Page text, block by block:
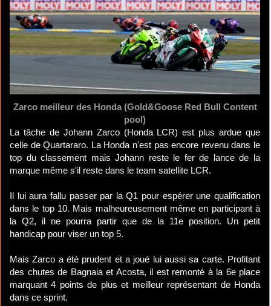
Zarco meilleur des Honda (Gold&Goose Red Bull Content
pool)
La tâche de Johann Zarco (Honda LCR) est plus ardue que
celle de Quartararo. La Honda n'est pas encore revenu dans le
top du classement mais Johann reste le fer de lance de la
marque même s'il reste dans le team satellite LCR.
Il lui aura fallu passer par la Q1 pour espérer une qualification
dans le top 10. Mais malheureusement même en participant à
la Q2, il ne pourra partir que de la 11e position. Un petit
handicap pour viser un top 5.
Mais Zarco a été prudent et a joué lui aussi sa carte. Profitant
des chutes de Bagnaia et Acosta, il est remonté à la 6e place
marquant 4 points de plus et meilleur représentant de Honda
dans ce sprint.